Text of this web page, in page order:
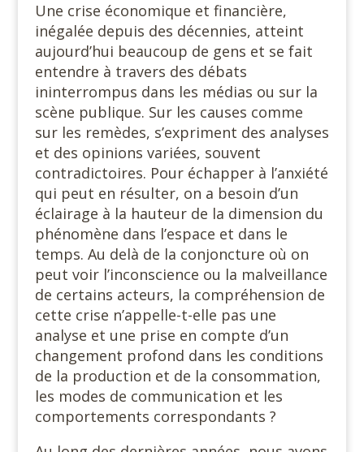
Une crise économique et financière,
inégalée depuis des décennies, atteint
aujourd’hui beaucoup de gens et se fait
entendre à travers des débats
ininterrompus dans les médias ou sur la
scène publique. Sur les causes comme
sur les remèdes, s’expriment des analyses
et des opinions variées, souvent
contradictoires. Pour échapper à l’anxiété
qui peut en résulter, on a besoin d’un
éclairage à la hauteur de la dimension du
phénomène dans l’espace et dans le
temps. Au delà de la conjoncture où on
peut voir l’inconscience ou la malveillance
de certains acteurs, la compréhension de
cette crise n’appelle-t-elle pas une
analyse et une prise en compte d’un
changement profond dans les conditions
de la production et de la consommation,
les modes de communication et les
comportements correspondants ?